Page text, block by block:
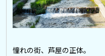
憧れの街、芦屋の正体。